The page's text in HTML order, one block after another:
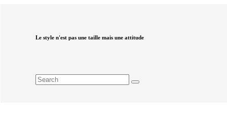
Le style n'est pas une taille mais une attitude